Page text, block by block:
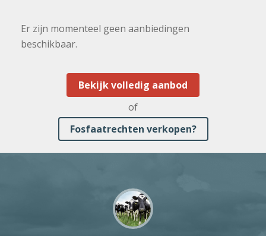
Er zijn momenteel geen aanbiedingen
beschikbaar.
Bekijk volledig aanbod
of
Fosfaatrechten verkopen?